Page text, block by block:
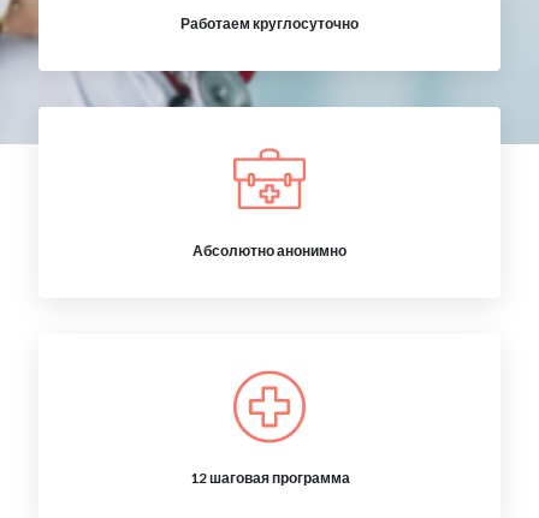
Работаем круглосуточно
Абсолютно анонимно
12 шаговая программа